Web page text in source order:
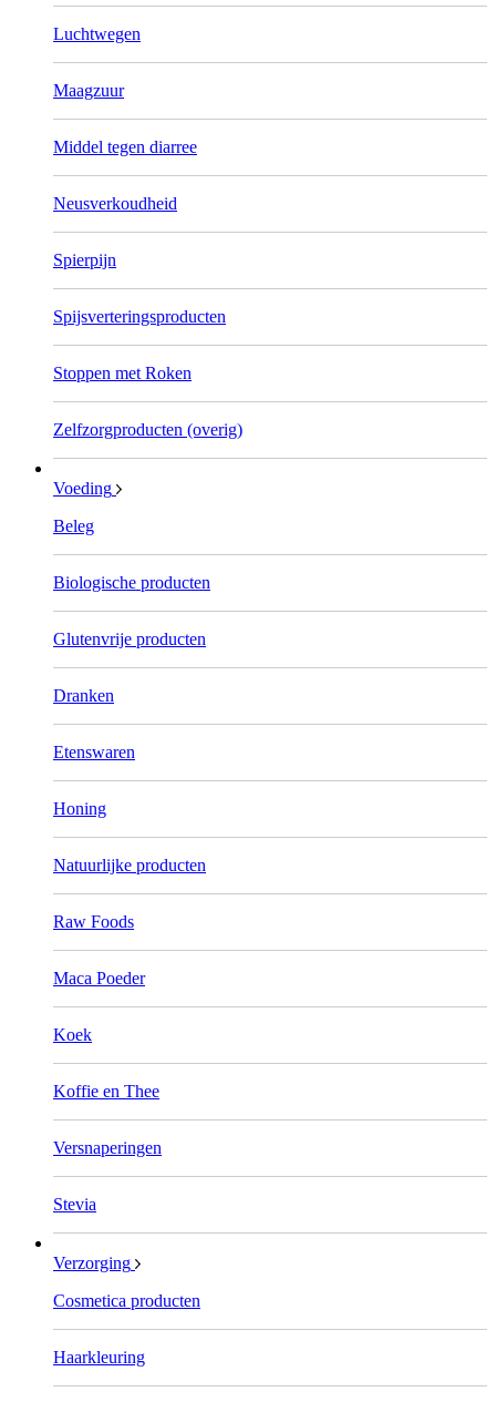
Luchtwegen
Maagzuur
Middel tegen diarree
Neusverkoudheid
Spierpijn
Spijsverteringsproducten
Stoppen met Roken
Zelfzorgproducten (overig)
Voeding
Beleg
Biologische producten
Glutenvrije producten
Dranken
Etenswaren
Honing
Natuurlijke producten
Raw Foods
Maca Poeder
Koek
Koffie en Thee
Versnaperingen
Stevia
Verzorging
Cosmetica producten
Haarkleuring